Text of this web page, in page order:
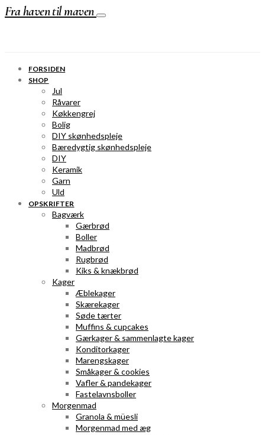
Fra haven til maven
FORSIDEN
SHOP
Jul
Råvarer
Køkkengrej
Bolig
DIY skønhedspleje
Bæredygtig skønhedspleje
DIY
Keramik
Garn
Uld
OPSKRIFTER
Bagværk
Gærbrød
Boller
Madbrød
Rugbrød
Kiks & knækbrød
Kager
Æblekager
Skærekager
Søde tærter
Muffins & cupcakes
Gærkager & sammenlagte kager
Konditorkager
Marengskager
Småkager & cookies
Vafler & pandekager
Fastelavnsboller
Morgenmad
Granola & müesli
Morgenmad med æg